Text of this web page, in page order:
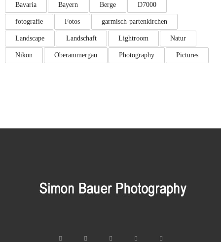
Bavaria Bayern Berge D7000
fotografie Fotos garmisch-partenkirchen
Landscape Landschaft Lightroom Natur
Nikon Oberammergau Photography Pictures